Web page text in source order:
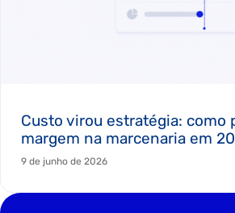
Custo virou estratégia: como
margem na marcenaria em
9 de junho de 2026